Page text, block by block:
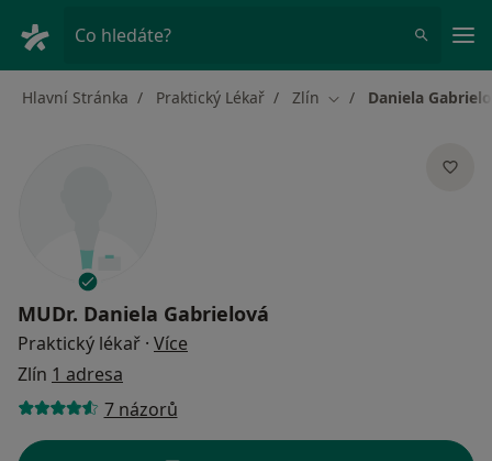
Co hledáte?
Hlavní Stránka Praktický Lékař Zlín Změna města
Daniela
MUDr. Daniela Gabrielová
Praktický lékař · Více
Zlín 1 adresa
7 názorů